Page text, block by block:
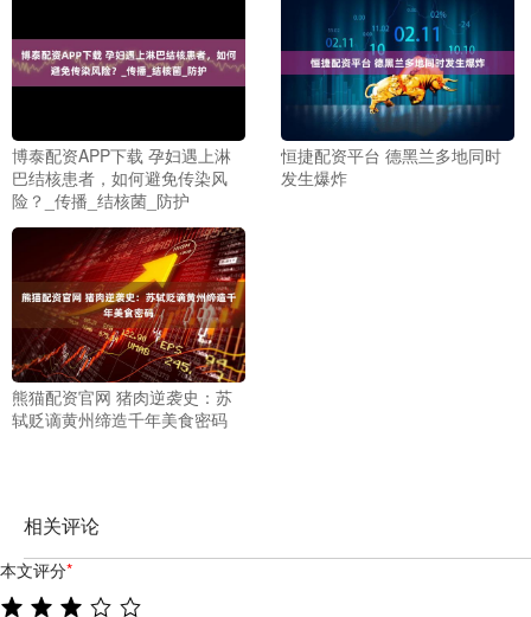
博泰配资APP下载 孕妇遇上淋
巴结核患者，如何避免传染风
险？_传播_结核菌_防护
恒捷配资平台 德黑兰多地同时
发生爆炸
熊猫配资官网 猪肉逆袭史：苏
轼贬谪黄州缔造千年美食密码
相关评论
本文评分*